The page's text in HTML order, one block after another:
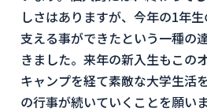
しさはありますが、今年の1年
支える事ができたという一種の
きました。来年の新入生もこの
キャンプを経て素敵な大学生活
の行事が続いていくことを願いま